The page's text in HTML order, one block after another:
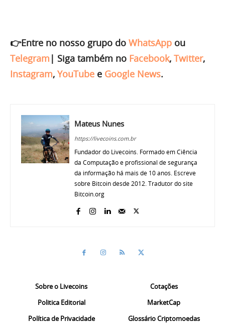
👉Entre no nosso grupo do WhatsApp ou
Telegram | Siga também no Facebook, Twitter,
Instagram, YouTube e Google News.
Mateus Nunes
https://livecoins.com.br
Fundador do Livecoins. Formado em Ciência
da Computação e profissional de segurança
da informação há mais de 10 anos. Escreve
sobre Bitcoin desde 2012. Tradutor do site
Bitcoin.org
Sobre o Livecoins
Politica Editorial
Política de Privacidade
Cotações
MarketCap
Glossário Criptomoedas